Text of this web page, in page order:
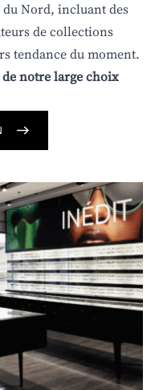
Nord, incluant des
de collections
tendance du moment.
de notre large choix